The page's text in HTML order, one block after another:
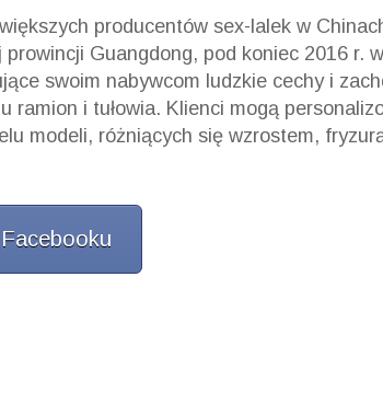
producentów sex-lalek w
prowincji Guangdong, pod koniec 2016 r.
swoim nabywcom ludzkie cechy i
ramion i tułowia. Klienci mogą
modeli, różniących się wzrostem,